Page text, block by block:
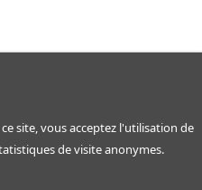
site, vous acceptez l'utilisation de
de visite anonymes.